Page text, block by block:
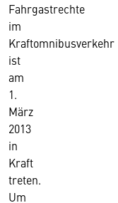
Fahrgastrechte
im
Kraftomnibusverkehr
ist
am
1.
März
2013
in
Kraft
treten.
Um